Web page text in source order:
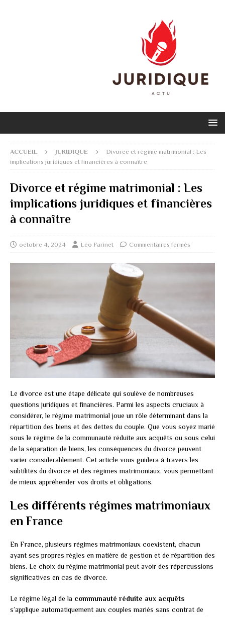
ACCUEIL JURIDIQUE
Divorce et régime matrimonial : Les
implications juridiques et financières à connaître
Divorce et régime matrimonial : Les
implications juridiques et financières
à connaître
octobre 4, 2024 Léo Farinet Commentaires fermés
Le divorce est une étape délicate qui soulève de nombreuses
questions juridiques et financières. Parmi les aspects cruciaux à
considérer, le régime matrimonial joue un rôle déterminant dans la
répartition des biens et des dettes du couple. Que vous soyez marié
sous le régime de la communauté réduite aux acquêts ou sous celui
de la séparation de biens, les conséquences du divorce peuvent
varier considérablement. Cet article vous guidera à travers les
subtilités du divorce et des régimes matrimoniaux, vous permettant
de mieux appréhender vos droits et obligations.
Les différents régimes matrimoniaux
en France
En France, plusieurs régimes matrimoniaux coexistent, chacun
ayant ses propres règles en matière de gestion et de répartition des
biens. Le choix du régime matrimonial peut avoir des répercussions
significatives en cas de divorce.
Le régime légal de la communauté réduite aux acquêts
s’applique automatiquement aux couples mariés sans contrat de